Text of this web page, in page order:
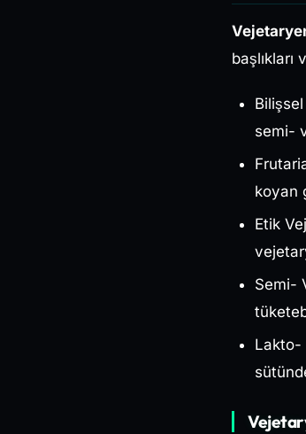
semi-
koyan
Etik
Semi-
Lakto-